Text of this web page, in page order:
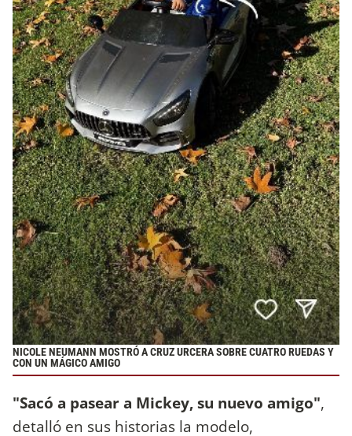
NICOLE NEUMANN MOSTRÓ A CRUZ URCERA SOBRE CUATRO RUEDAS Y
CON UN MÁGICO AMIGO
"Sacó a pasear a Mickey, su nuevo amigo",
detalló en sus historias la modelo,